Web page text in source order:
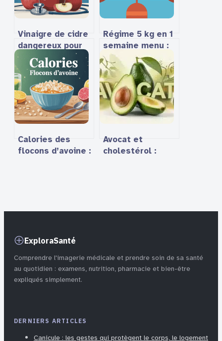
Vinaigre de cidre
dangereux pour
le cœur : mythe
ou risque réel ?
Régime 5 kg en 1
semaine menu :
stratégies,
menus types et
erreurs à éviter
Calories des
flocons d’avoine :
Avocat et
cholestérol :
ExploraSanté
Comprendre l'imagerie médicale et prendre soin de sa santé
au quotidien : examens, nutrition, pharmacie et bien-être
expliqués simplement.
DERNIERS ARTICLES
Canicule : les gestes qui protègent le corps, le logement